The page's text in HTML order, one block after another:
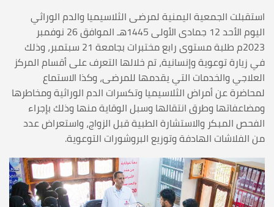
استقبلت الجمعية اليمنية لمرضى الثلاسيميا والدم الوراثي
اليوم الأحد 12 جمادى الأولى 1445هـ الموافق 26 نوفمبر
2023م طلبة مستوى رابع مختبرات بجامعة 21 سبتمبر، وذلك
في زيارة توعوية وإنسانية، تم خلالها التعرف على أقسام المركز
العلاجي والخدمات التي يقدمها للمرضى، وكذا الاستماع
لمحاضرة عن أمراض الثلاسيميا وتكسرات الدم الوراثية ومخاطرها
ومضاعفاتها وطرق انتقالها وسبل الوقاية منها وذلك بإجراء
الفحص المبكر والاستشارة الطبية قبل الزواج، واستعراض عدد
من الفلاشات الهادفة وتوزيع البروشورات التوعوية.